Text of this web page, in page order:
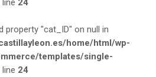
24
property "cat_ID" on null in
home/html/wp-
templates/single-
24